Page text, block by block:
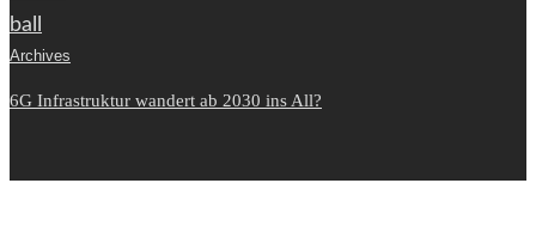
Archives
6G Infrastruktur wandert ab 2030 ins All?